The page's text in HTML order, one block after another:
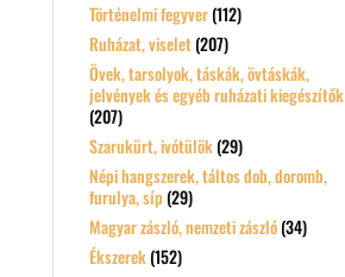
Történelmi fegyver(112)
Ruházat, viselet(207)
Övek, tarsolyok, táskák, övtáskák,
jelvények és egyéb ruházati kiegészítők
(207)
Szarukürt, ivótülök(29)
Népi hangszerek, táltos dob, doromb,
furulya, síp (29)
Magyar zászló, nemzeti zászló(34)
Ékszerek(152)